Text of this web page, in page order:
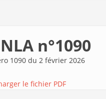
NLA n°1090
1090 du 2 février 2026
le fichier PDF